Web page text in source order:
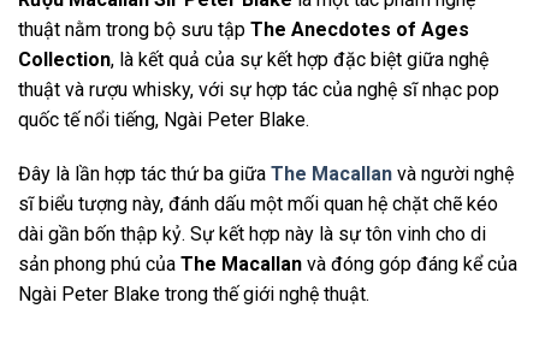
thuật nằm trong bộ sưu tập The Anecdotes of Ages
Collection, là kết quả của sự kết hợp đặc biệt giữa nghệ
thuật và rượu whisky, với sự hợp tác của nghệ sĩ nhạc pop
quốc tế nổi tiếng, Ngài Peter Blake.
Đây là lần hợp tác thứ ba giữa The Macallan và người nghệ
sĩ biểu tượng này, đánh dấu một mối quan hệ chặt chẽ kéo
dài gần bốn thập kỷ. Sự kết hợp này là sự tôn vinh cho di
sản phong phú của The Macallan và đóng góp đáng kể của
Ngài Peter Blake trong thế giới nghệ thuật.